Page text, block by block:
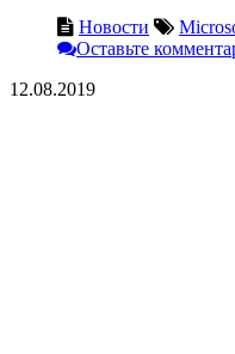
Новости
Оставьте
12.08.2019